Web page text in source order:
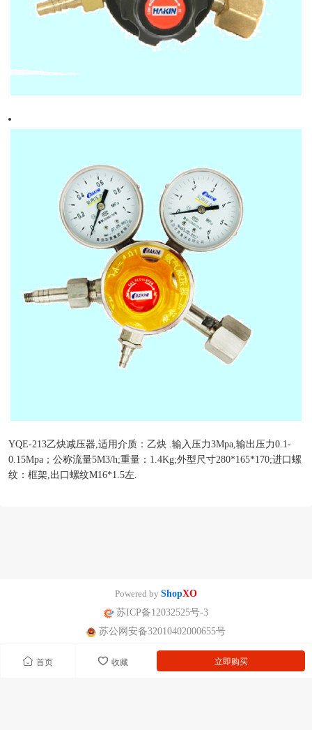
首页 收藏 立即购买
YQE-213乙炔减压器,适用介质：乙炔 .输入压力3Mpa,输出压力0.1-
0.15Mpa；公称流量5M3/h;重量：1.4Kg;外型尺寸280*165*170;进口螺
纹：框架,出口螺纹M16*1.5左.
Powered by ShopXO
苏ICP备12032525号-3
苏公网安备32010402000655号